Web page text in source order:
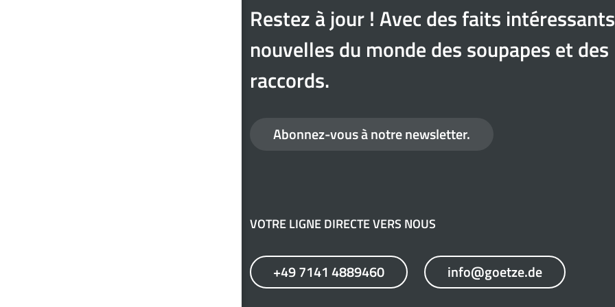
Restez à jour ! Avec des faits
nouvelles du monde des soupapes et des
raccords.
Abonnez-vous à notre newsletter.
VOTRE LIGNE DIRECTE VERS NOUS
+49 7141 4889460 info@goetze.de